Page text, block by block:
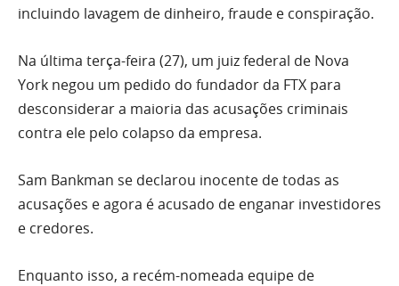
incluindo lavagem de dinheiro, fraude e conspiração.
Na última terça-feira (27), um juiz federal de Nova
York negou um pedido do fundador da FTX para
desconsiderar a maioria das acusações criminais
contra ele pelo colapso da empresa.
Sam Bankman se declarou inocente de todas as
acusações e agora é acusado de enganar investidores
e credores.
Enquanto isso, a recém-nomeada equipe de